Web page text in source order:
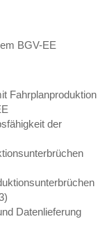
BGV-EE
Fahrplanproduktion
der
Datenlieferung